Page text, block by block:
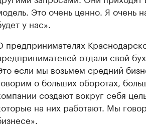
Это очень ценно. Я очень
у нас».
предпринимателях
отдали свой
если мы возьмем средний
о больших оборотах,
создают вокруг себя
на них работают. Мы